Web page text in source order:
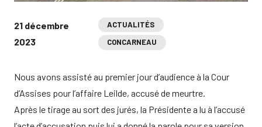
21 décembre
2023
ACTUALITÉS
CONCARNEAU
Nous avons assisté au premier jour d’audience à la Cour
d’Assises pour l’affaire Leilde, accusé de meurtre.
Après le tirage au sort des jurés, la Présidente a lu à l’accusé